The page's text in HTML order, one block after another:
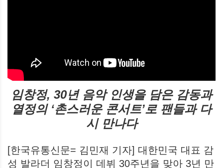
임창정, 30년 음악 인생을 담은 감동과
열정의 ‘촌스러운 콘서트’로 팬들과 다
시 만나다
[한국유통신문= 김민재 기자] 대한민국 대표 감
성 발라더 임창정이 데뷔 30주년을 맞아 3년 만